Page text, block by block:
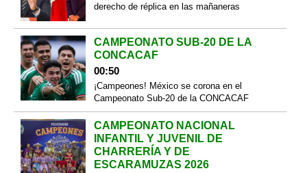
derecho de réplica en las mañaneras
CAMPEONATO SUB-20 DE LA
CONCACAF
00:50
¡Campeones! México se corona en el
Campeonato Sub-20 de la CONCACAF
CAMPEONATO NACIONAL
INFANTIL Y JUVENIL DE
CHARRERÍA Y DE
ESCARAMUZAS 2026